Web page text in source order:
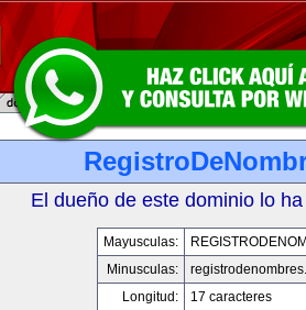
El dueño de este dominio lo
Mayusculas:
Minusculas:
Longitud:
17 caracteres